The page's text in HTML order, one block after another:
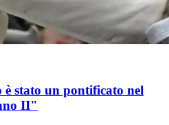
stato un pontificato nel
II"